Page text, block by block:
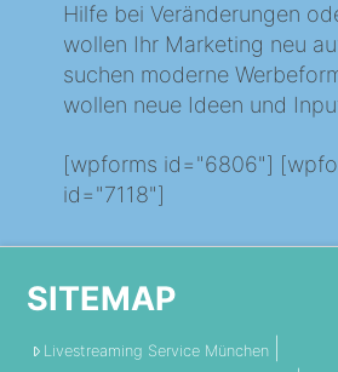
Hilfe bei Veränderungen
wollen Ihr Marketing neu
suchen moderne
wollen neue Ideen und
[wpforms id="6806"] [wpforms
id="7118"]
SITEMAP
Livestreaming Service München